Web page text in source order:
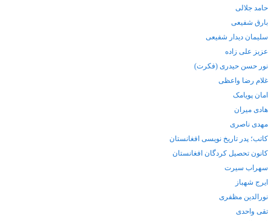
حامد جلالی
بارق شفیعی
سلیمان دیدار شفیعی
عزیز علی زاده
نور حسن حیدری (فکرت)
غلام رضا واعظی
امان پویامک
هادی میران
مهدی ناصری
کاتب؛ پدر تاریخ نویسی افغانستان
کانون تحصیل کردگان افغانستان
سهراب سیرت
ایرج شهباز
نورالدین مظفری
تقی واحدی